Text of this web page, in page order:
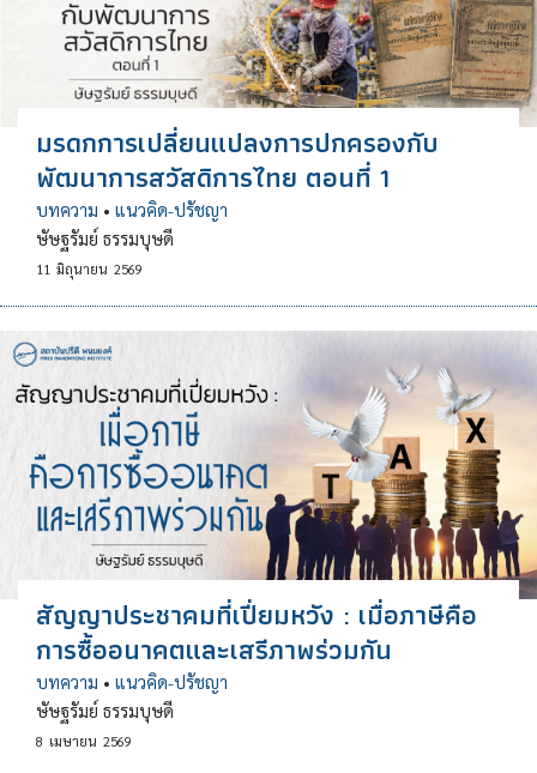
มรดกการเปลี่ยนแปลงการปกครองกับ
พัฒนาการสวัสดิการไทย ตอนที่ 1
บทความ • แนวคิด-ปรัชญา
ษัษฐรัมย์ ธรรมบุษดี
11 มิถุนายน 2569
สัญญาประชาคมที่เปี่ยมหวัง : เมื่อภาษีคือ
การซื้ออนาคตและเสรีภาพร่วมกัน
บทความ • แนวคิด-ปรัชญา
ษัษฐรัมย์ ธรรมบุษดี
8 เมษายน 2569